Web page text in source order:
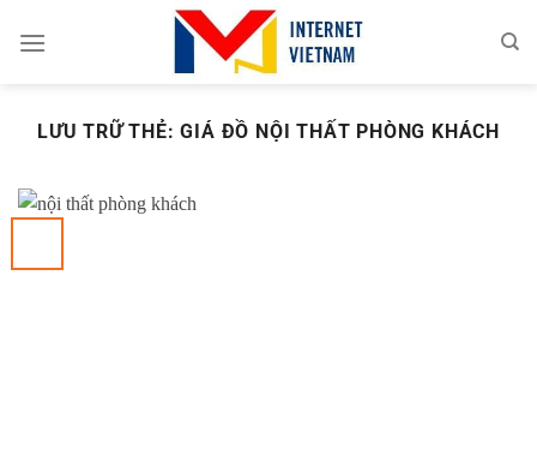
đến
LƯU TRỮ THẺ:GIÁ ĐỒ NỘI THẤT PHÒNG KHÁCH